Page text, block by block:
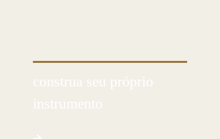
construa seu próprio
instrumento